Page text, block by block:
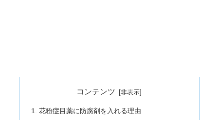
コンテンツ
花粉症目薬に防腐剤を入れる理由